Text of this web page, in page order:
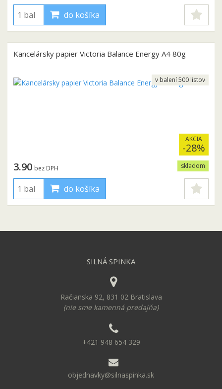
do košíka
Kancelársky papier Victoria Balance Energy A4 80g
AKCIA
-28%
skladom
3.90 bez DPH
do košíka
v balení 500 listov
SILNÁ SPINKA
Račianska 92, 831 02 Bratislava
(nie sme kamenná predajňa)
+421 948 654 329
objednavky@silnaspinka.sk